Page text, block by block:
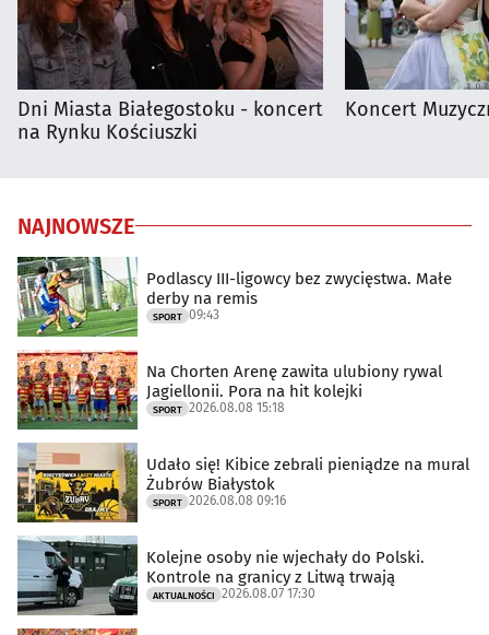
Dni Miasta Białegostoku - koncert
na Rynku Kościuszki
Koncert
NAJNOWSZE
Podlascy III-ligowcy bez zwycięstwa. Małe
derby na remis
SPORT 09:43
Na Chorten Arenę zawita ulubiony rywal
Jagiellonii. Pora na hit kolejki
SPORT 2026.08.08 15:18
Udało się! Kibice zebrali pieniądze na mural
Żubrów Białystok
SPORT 2026.08.08 09:16
Kolejne osoby nie wjechały do Polski.
Kontrole na granicy z Litwą trwają
AKTUALNOŚCI 2026.08.07 17:30